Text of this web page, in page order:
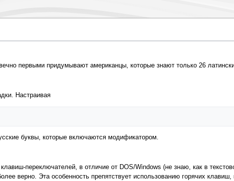
первыми придумывают американцы, которые знают только 26
Настраивая
буквы, которые включаются модификатором.
переключателей, в отличие от DOS/Windows (не знаю, как в
верно. Эта особенность препятствует использованию горячих